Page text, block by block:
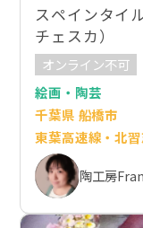
スペインタイ
チェスカ）
オンライン不可
絵画・陶芸
千葉県 船橋市
東葉高速線・北
陶工房